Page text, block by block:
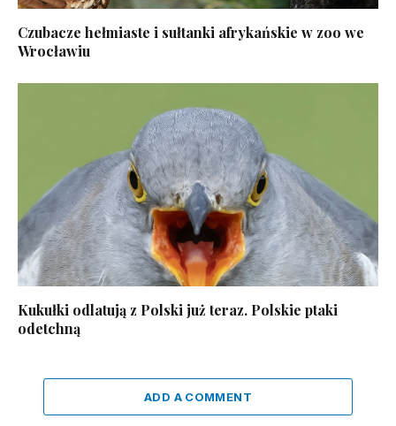
Czubacze hełmiaste i sułtanki afrykańskie w zoo we
Wrocławiu
Kukułki odlatują z Polski już teraz. Polskie ptaki
odetchną
ADD A COMMENT